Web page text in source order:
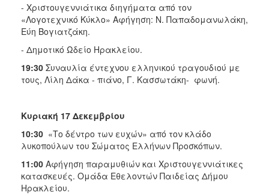
- Χριστουγεννιάτικα διηγήματα από τον
«Λογοτεχνικό Κύκλο» Αφήγηση: Ν. Παπαδομανωλάκη,
Εύη Βογιατζάκη.
- Δημοτικό Ωδείο Ηρακλείου.
19:30 Συναυλία έντεχνου ελληνικού τραγουδιού με
τους, Λίλη Δάκα - πιάνο, Γ. Κασσωτάκη- φωνή.
Κυριακή 17 Δεκεμβρίου
10:30 «Το δέντρο των ευχών» από τον κλάδο
λυκοπούλων του Σώματος Ελλήνων Προσκόπων.
11:00 Αφήγηση παραμυθιών και Χριστου­γεννιάτικες
κατασκευές. Ομάδα Εθελοντών Παιδείας Δήμου
Ηρακλείου.